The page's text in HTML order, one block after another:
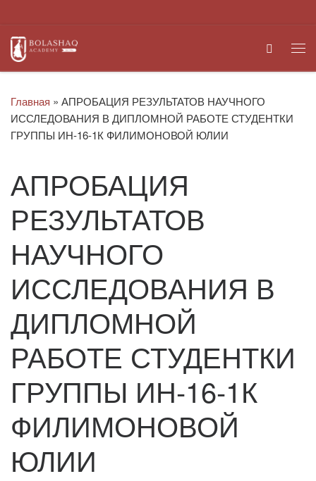
Search
Главная » АПРОБАЦИЯ РЕЗУЛЬТАТОВ НАУЧНОГО
ИССЛЕДОВАНИЯ В ДИПЛОМНОЙ РАБОТЕ СТУДЕНТКИ
ГРУППЫ ИН-16-1К ФИЛИМОНОВОЙ ЮЛИИ
АПРОБАЦИЯ
РЕЗУЛЬТАТОВ
НАУЧНОГО
ИССЛЕДОВАНИЯ В
ДИПЛОМНОЙ
РАБОТЕ СТУДЕНТКИ
ГРУППЫ ИН-16-1К
ФИЛИМОНОВОЙ
ЮЛИИ